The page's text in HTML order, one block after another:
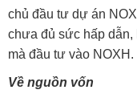
chủ đầu tư dự án
chưa đủ sức hấp dẫn,
mà đầu tư vào NOXH.
Về nguồn vốn